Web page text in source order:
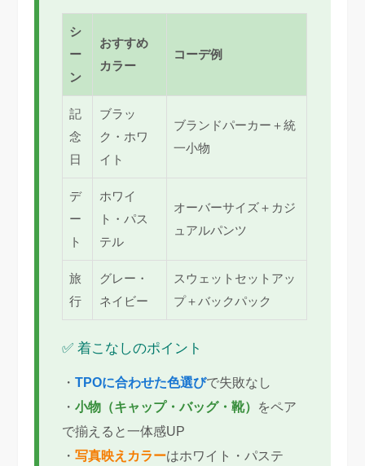
シ
ー
ン
おすすめ
カラー
コーデ例
記
念
日
ブラッ
ク・ホワ
イト
ブランドパーカー＋統
一小物
デ
ー
ト
ホワイ
ト・パス
テル
オーバーサイズ＋カジ
ュアルパンツ
旅
行
グレー・
ネイビー
スウェットセットアッ
プ＋バックパック
✅ 着こなしのポイント
・TPOに合わせた色選びで失敗なし
・小物（キャップ・バッグ・靴） をペア
で揃えると一体感UP
・写真映えカラーはホワイト・パステ